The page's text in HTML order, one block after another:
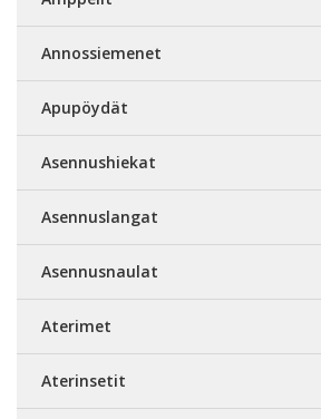
Annossiemenet
Apupöydät
Asennushiekat
Asennuslangat
Asennusnaulat
Aterimet
Aterinsetit